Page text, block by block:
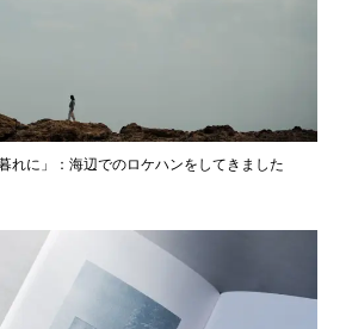
れに」：海辺でのロケハンをしてきました